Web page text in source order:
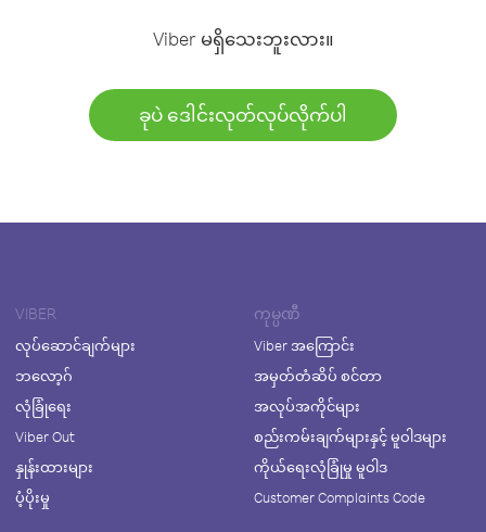
Viber မရှိသေးဘူးလား။
ခုပဲ ဒေါင်းလုတ်လုပ်လိုက်ပါ
VIBER
လုပ်ဆောင်ချက်များ
ဘလော့ဂ်
လုံခြုံရေး
Viber Out
နှုန်းထားများ
ပံ့ပိုးမှု
ကုမ္ပဏီ
Viber အကြောင်း
အမှတ်တံဆိပ် စင်တာ
အလုပ်အကိုင်များ
စည်းကမ်းချက်များနှင့် မူဝါဒများ
ကိုယ်ရေးလုံခြုံမှု မူဝါဒ
Customer Complaints Code